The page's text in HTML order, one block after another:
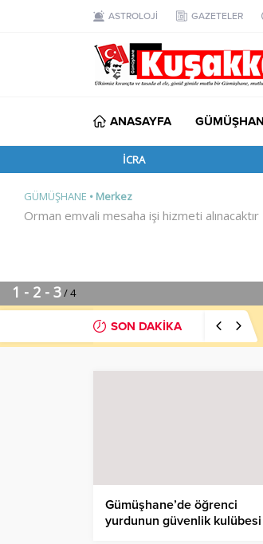
ASTROLOJİ GAZETELER
ANASAYFA
SON DAKİKA
Gümüşhane’de öğrenci
yurdunun güvenlik kulübesi